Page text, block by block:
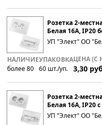
Розетка 2-
Белая 16А, IP20
УП "Элект" ОО
НАЛИЧИЕ
более 80
УПАКОВКА
60 шт./уп.
ЦЕНА (С
3,30
Розетка 2-
Белая 16А, IP20
УП "Элект" ОО